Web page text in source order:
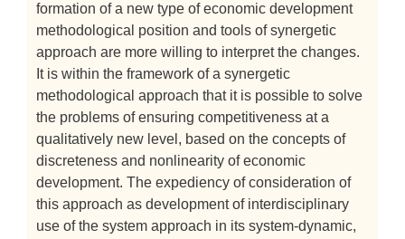
formation of a new type of economic development
methodological position and tools of synergetic
approach are more willing to interpret the changes.
It is within the framework of a synergetic
methodological approach that it is possible to solve
the problems of ensuring competitiveness at a
qualitatively new level, based on the concepts of
discreteness and nonlinearity of economic
development. The expediency of consideration of
this approach as development of interdisciplinary
use of the system approach in its system-dynamic,